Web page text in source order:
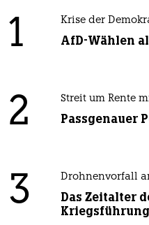
1 Krise der
AfD-Wählen
2 Streit um Rente
Passgenauer
3 Drohnenvorfall
Das Zeitalter
Kriegsführung